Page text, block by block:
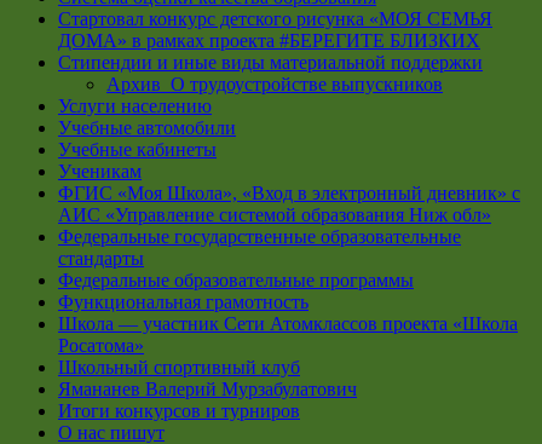
Стартовал конкурс детского рисунка «МОЯ СЕМЬЯ
ДОМА» в рамках проекта #БЕРЕГИТЕ БЛИЗКИХ
Стипендии и иные виды материальной поддержки
Архив_О трудоустройстве выпускников
Услуги населению
Учебные автомобили
Учебные кабинеты
Ученикам
ФГИС «Моя Школа», «Вход в электронный дневник» с
АИС «Управление системой образования Ниж обл»
Федеральные государственные образовательные
стандарты
Федеральные образовательные программы
Функциональная грамотность
Школа — участник Сети Атомклассов проекта «Школа
Росатома»
Школьный спортивный клуб
Ямананев Валерий Мурзабулатович
Итоги конкурсов и турниров
О нас пишут